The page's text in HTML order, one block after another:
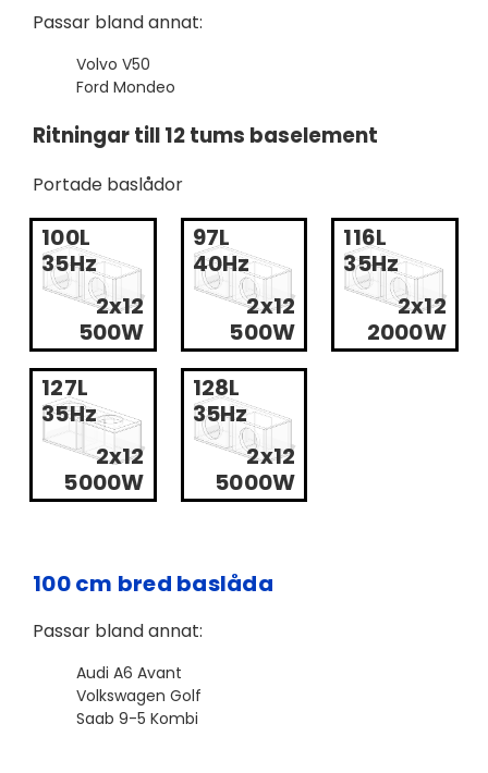
Passar bland annat:
Volvo V50
Ford Mondeo
Ritningar till 12 tums baselement
Portade baslådor
100L
35Hz
500W
2x12
97L
40Hz
500W
2x12
116L
35Hz
2000W
2x12
127L
35Hz
5000W
2x12
128L
35Hz
5000W
2x12
100 cm bred baslåda
Passar bland annat:
Audi A6 Avant
Volkswagen Golf
Saab 9-5 Kombi